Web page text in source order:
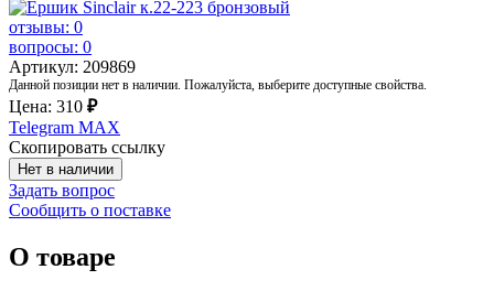
отзывы: 0
вопросы: 0
Артикул: 209869
Данной позиции нет в наличии. Пожалуйста, выберите доступные свойства.
Цена: 310 ₽
Telegram MAX
Скопировать ссылку
Нет в наличии
Задать вопрос
Сообщить о поставке
О товаре